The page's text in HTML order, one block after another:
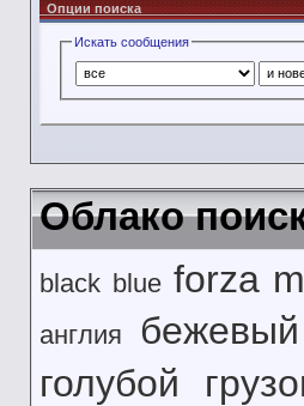
Опции поиска
Искать сообщения
Облако
black blue forza
англия бежевый
голубой